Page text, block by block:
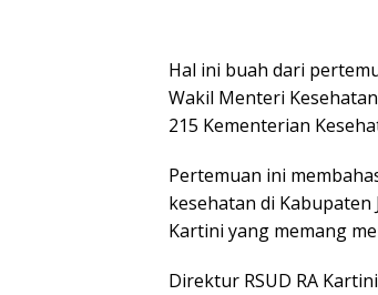
Hal ini buah dari
Wakil Menteri
215 Kementerian
Pertemuan ini
kesehatan di Kabupaten
Kartini yang memang
Direktur RSUD RA